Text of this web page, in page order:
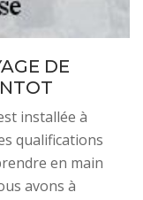
DE
installée à
qualifications
en main
avons à